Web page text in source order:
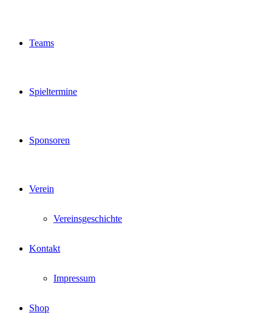
Teams
Spieltermine
Sponsoren
Verein
Vereinsgeschichte
Kontakt
Impressum
Shop